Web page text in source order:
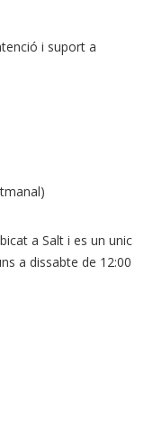
i suport a
a Salt i es un unic
a dissabte de 12:00